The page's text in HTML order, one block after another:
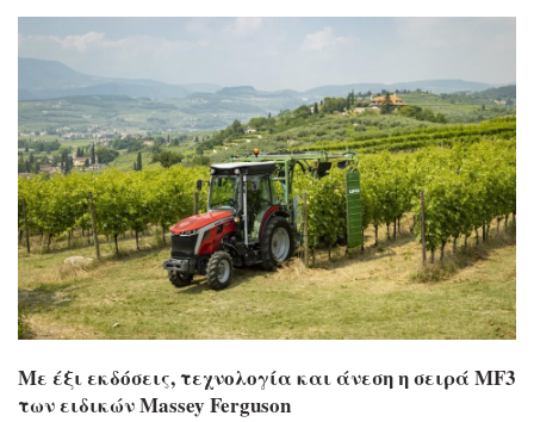
Με έξι εκδόσεις, τεχνολογία και άνεση η σειρά MF3
των ειδικών Massey Ferguson